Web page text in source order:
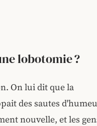
lobotomie ?
On lui dit que la
des sautes
nouvelle, et les